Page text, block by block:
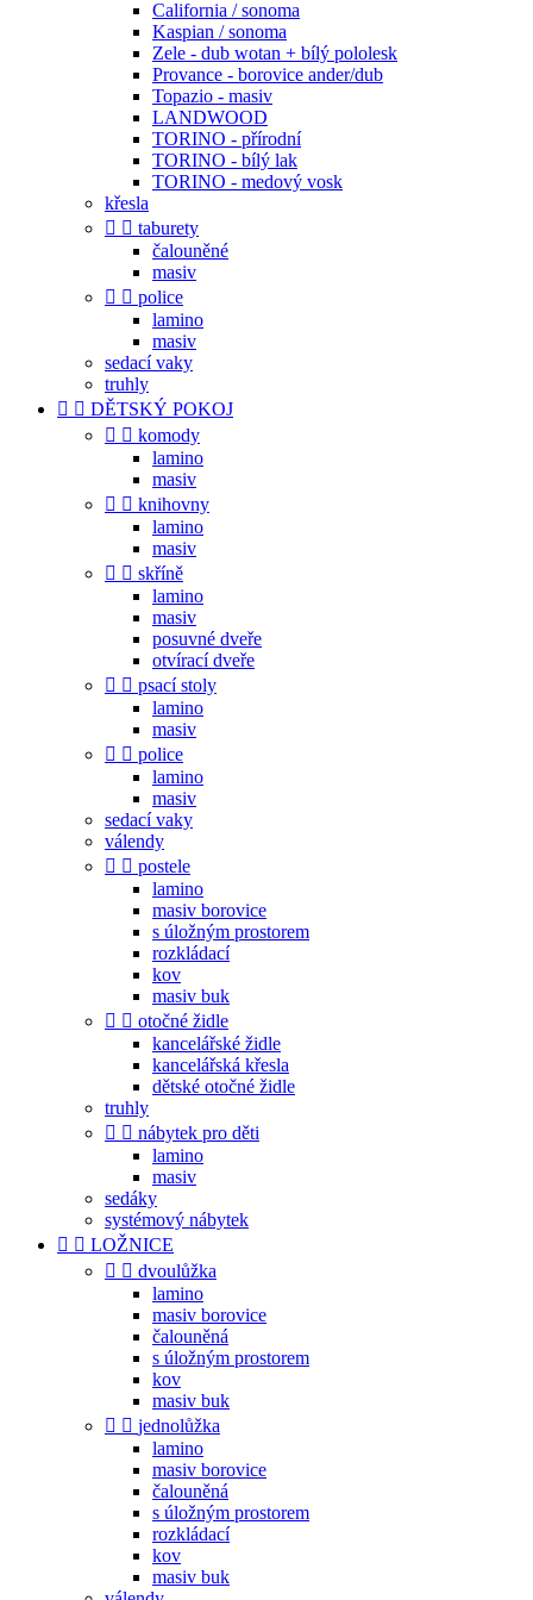
California / sonoma
Kaspian / sonoma
Zele - dub wotan + bílý pololesk
Provance - borovice ander/dub
Topazio - masiv
LANDWOOD
TORINO - přírodní
TORINO - bílý lak
TORINO - medový vosk
křesla
  taburety
čalouněné
masiv
  police
lamino
masiv
sedací vaky
truhly
  DĚTSKÝ POKOJ
  komody
lamino
masiv
  knihovny
lamino
masiv
  skříně
lamino
masiv
posuvné dveře
otvírací dveře
  psací stoly
lamino
masiv
  police
lamino
masiv
sedací vaky
válendy
  postele
lamino
masiv borovice
s úložným prostorem
rozkládací
kov
masiv buk
  otočné židle
kancelářské židle
kancelářská křesla
dětské otočné židle
truhly
  nábytek pro děti
lamino
masiv
sedáky
systémový nábytek
  LOŽNICE
  dvoulůžka
lamino
masiv borovice
čalouněná
s úložným prostorem
kov
masiv buk
  jednolůžka
lamino
masiv borovice
čalouněná
s úložným prostorem
rozkládací
kov
masiv buk